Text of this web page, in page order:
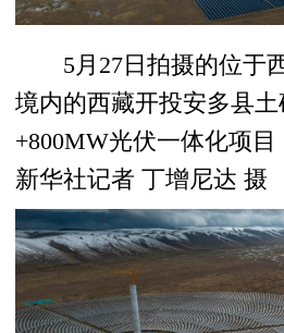
5月27日拍摄的位于
境内的西藏开投安多县
+800MW光伏一体化项目
新华社记者 丁增尼达 摄